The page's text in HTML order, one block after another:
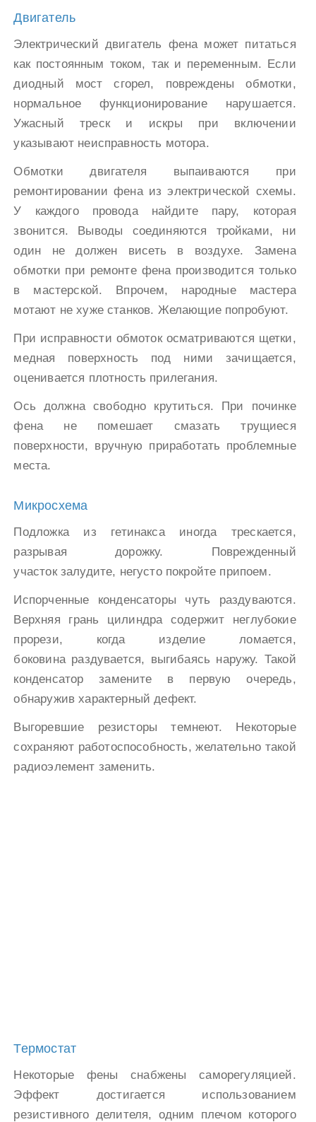
Двигатель
Электрический двигатель фена может питаться
как постоянным током, так и переменным. Если
диодный мост сгорел, повреждены обмотки,
нормальное функционирование нарушается.
Ужасный треск и искры при включении
указывают неисправность мотора.
Обмотки двигателя выпаиваются при
ремонтировании фена из электрической схемы.
У каждого провода найдите пару, которая
звонится. Выводы соединяются тройками, ни
один не должен висеть в воздухе. Замена
обмотки при ремонте фена производится только
в мастерской. Впрочем, народные мастера
мотают не хуже станков. Желающие попробуют.
При исправности обмоток осматриваются щетки,
медная поверхность под ними зачищается,
оценивается плотность прилегания.
Ось должна свободно крутиться. При починке
фена не помешает смазать трущиеся
поверхности, вручную приработать проблемные
места.
Микросхема
Подложка из гетинакса иногда трескается,
разрывая дорожку. Поврежденный
участок залудите, негусто покройте припоем.
Испорченные конденсаторы чуть раздуваются.
Верхняя грань цилиндра содержит неглубокие
прорези, когда изделие ломается,
боковина раздувается, выгибаясь наружу. Такой
конденсатор замените в первую очередь,
обнаружив характерный дефект.
Выгоревшие резисторы темнеют. Некоторые
сохраняют работоспособность, желательно такой
радиоэлемент заменить.
Термостат
Некоторые фены снабжены саморегуляцией.
Эффект достигается использованием
резистивного делителя, одним плечом которого